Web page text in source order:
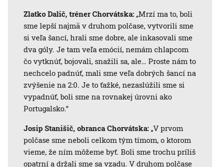
Zlatko Dalič, tréner Chorvátska: „Mrzí ma to, boli
sme lepší najmä v druhom polčase, vytvorili sme
si veľa šancí, hrali sme dobre, ale inkasovali sme
dva góly. Je tam veľa emócií, nemám chlapcom
čo vytknúť, bojovali, snažili sa, ale… Proste nám to
nechcelo padnúť, mali sme veľa dobrých šancí na
zvýšenie na 2:0. Je to ťažké, nezaslúžili sme si
vypadnúť, boli sme na rovnakej úrovni ako
Portugalsko.“
Josip Stanišič, obranca Chorvátska: „V prvom
polčase sme neboli celkom tým tímom, o ktorom
vieme, že ním môžeme byť. Boli sme trochu príliš
opatrní a držali sme sa vzadu. V druhom polčase